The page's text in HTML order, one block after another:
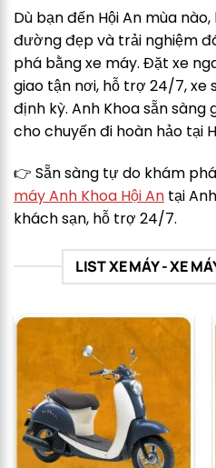
Dù bạn đến Hội An mùa
đường đẹp và trải nghiệm
phá bằng xe máy. Đặt xe
giao tận nơi, hỗ trợ 24/7, xe
định kỳ. Anh Khoa sẵn sàng
cho chuyến đi hoàn hảo tại
👉 Sẵn sàng tự do khám
máy Anh Khoa Hội An tại
khách sạn, hỗ trợ 24/7.
LIST XE MÁY - XE